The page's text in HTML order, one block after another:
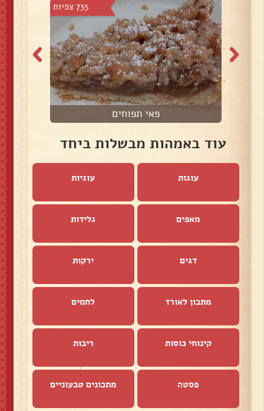
735 צפיות
פאי תפוחים
עוד באמהות מבשלות ביחד
עוגות עוגיות
מאפים גלידות
דגים ירקות
מתכון לאורז לחמים
קינוחי כוסות ריבות
פסטה מתכונים טבעוניים